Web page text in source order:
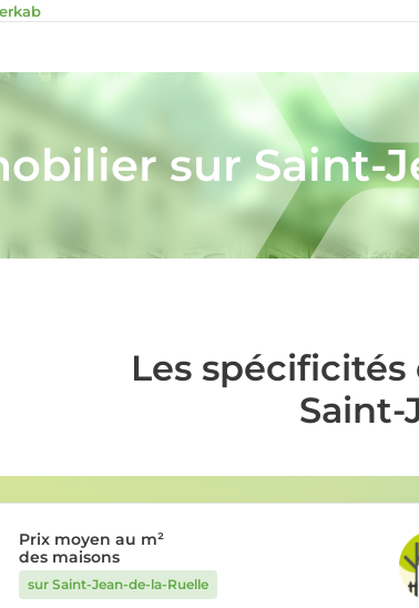
sur Saint-
Les
Saint-
Prix moyen au m²
des maisons
sur Saint-Jean-de-la-Ruelle